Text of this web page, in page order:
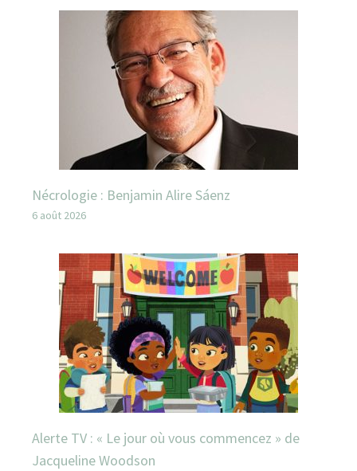
Nécrologie : Benjamin Alire Sáenz
6 août 2026
Alerte TV : « Le jour où vous commencez » de
Jacqueline Woodson